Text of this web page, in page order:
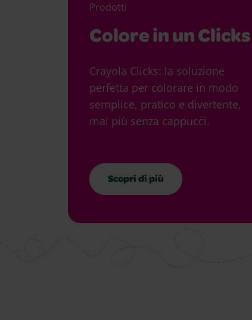
Prodotti
Colore in un Clicks
Crayola Clicks: la soluzione
perfetta per colorare in modo
semplice, pratico e divertente,
mai più senza cappucci.
Scopri di più